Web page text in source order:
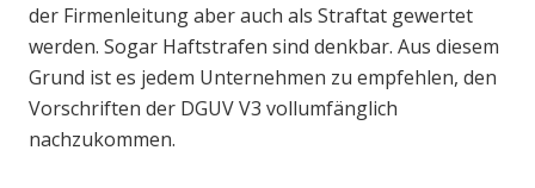
der Firmenleitung aber auch als Straftat gewertet
werden. Sogar Haftstrafen sind denkbar. Aus diesem
Grund ist es jedem Unternehmen zu empfehlen, den
Vorschriften der DGUV V3 vollumfänglich
nachzukommen.